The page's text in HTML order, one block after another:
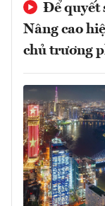
Để quyết
Nâng cao
chủ trương